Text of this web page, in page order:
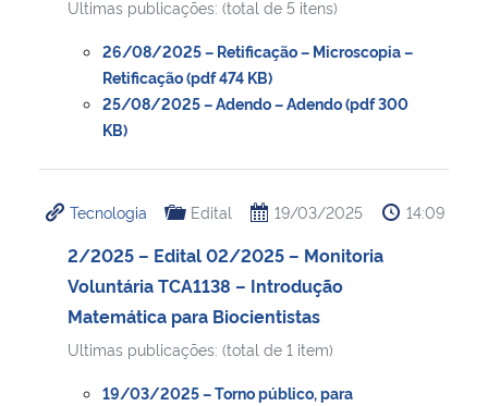
Ultimas publicações: (total de 5 itens)
26/08/2025 – Retificação – Microscopia –
Retificação (pdf 474 KB)
25/08/2025 – Adendo – Adendo (pdf 300
KB)
Tecnologia Edital 19/03/2025 14:09
2/2025 – Edital 02/2025 – Monitoria
Voluntária TCA1138 – Introdução
Matemática para Biocientistas
Ultimas publicações: (total de 1 item)
19/03/2025 – Torno público, para